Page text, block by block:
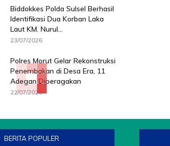
Biddokkes Polda Sulsel Berhasil
Identifikasi Dua Korban Laka
Laut KM. Nurul...
23/07/2026
Polres Morut Gelar Rekonstruksi
Penembakan di Desa Era, 11
Adegan Diperagakan
22/07/2026
BERITA POPULER